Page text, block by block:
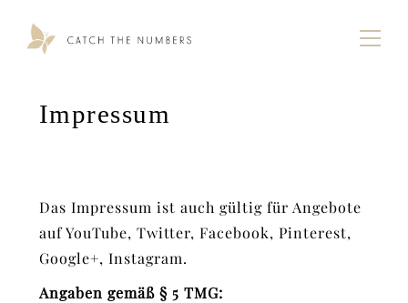
Impressum
Das Impressum ist auch gültig für Angebote
auf YouTube, Twitter, Facebook, Pinterest,
Google+, Instagram.
Angaben gemäß § 5 TMG: